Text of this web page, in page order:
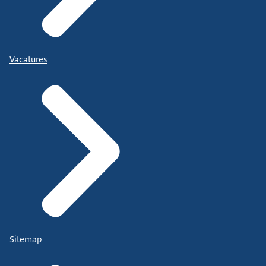
Vacatures
Sitemap